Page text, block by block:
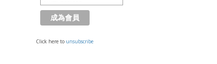
Click here to unsubscribe